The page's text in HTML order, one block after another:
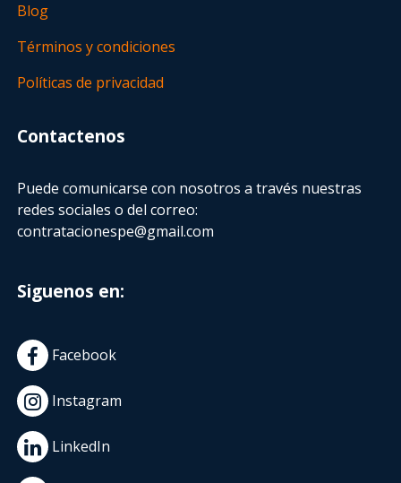
Blog
Términos y condiciones
Políticas de privacidad
Contactenos
Puede comunicarse con nosotros a través nuestras
redes sociales o del correo:
contratacionespe@gmail.com
Siguenos en:
Facebook
Instagram
LinkedIn